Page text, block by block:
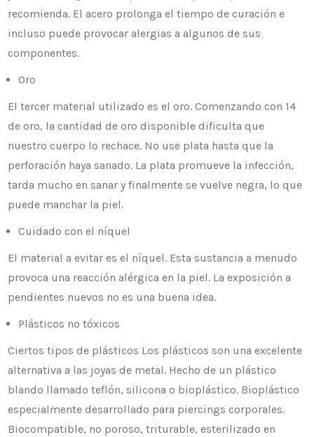
recomienda. El acero prolonga el tiempo de curación e
incluso puede provocar alergias a algunos de sus
componentes.
Oro
El tercer material utilizado es el oro. Comenzando con 14
de oro, la cantidad de oro disponible dificulta que
nuestro cuerpo lo rechace. No use plata hasta que la
perforación haya sanado. La plata promueve la infección,
tarda mucho en sanar y finalmente se vuelve negra, lo que
puede manchar la piel.
Cuidado con el níquel
El material a evitar es el níquel. Esta sustancia a menudo
provoca una reacción alérgica en la piel. La exposición a
pendientes nuevos no es una buena idea.
Plásticos no tóxicos
Ciertos tipos de plásticos Los plásticos son una excelente
alternativa a las joyas de metal. Hecho de un plástico
blando llamado teflón, silicona o bioplástico. Bioplástico
especialmente desarrollado para piercings corporales.
Biocompatible, no poroso, triturable, esterilizado en